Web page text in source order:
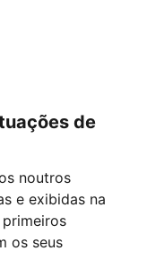
de
noutros
e exibidas na
os seus